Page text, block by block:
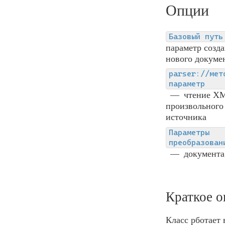
Опции
Базовый путь
параметр
нового
parser://
параметр
чтение
произвольного
источника
Параметры
Краткое
Класс рботает